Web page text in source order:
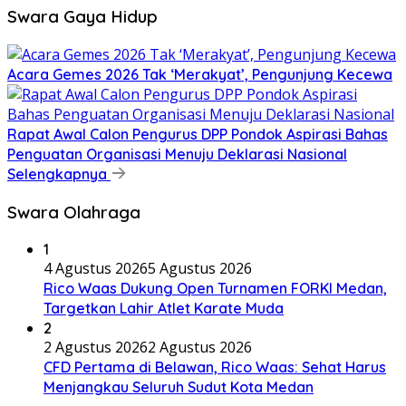
Swara Gaya Hidup
Acara Gemes 2026 Tak ‘Merakyat’, Pengunjung Kecewa
Rapat Awal Calon Pengurus DPP Pondok Aspirasi Bahas
Penguatan Organisasi Menuju Deklarasi Nasional
Selengkapnya
Swara Olahraga
1
4 Agustus 20265 Agustus 2026
Rico Waas Dukung Open Turnamen FORKI Medan,
Targetkan Lahir Atlet Karate Muda
2
2 Agustus 20262 Agustus 2026
CFD Pertama di Belawan, Rico Waas: Sehat Harus
Menjangkau Seluruh Sudut Kota Medan